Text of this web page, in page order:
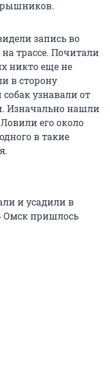
запись во
на трассе. Почитали
никто еще не
в сторону
узнавали от
Изначально нашли
его около
в такие
и усадили в
Омск пришлось